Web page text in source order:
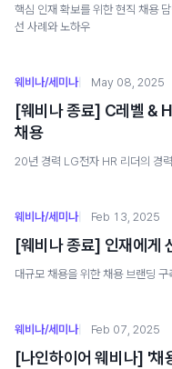
핵심 인재 확보를 위한 현직 채용
선 사례와 노하우
웨비나/세미나 May 08, 2025
[웨비나 종료] C레벨 & HR 리더를 위한 경력직 · 중량급 인재
채용
20년 경력 LG전자 HR 리더의 경
웨비나/세미나 Feb 13, 2025
대규모 채용을 위한 채용 브랜딩
웨비나/세미나 Feb 07, 2025
[나인하이어 웨비나] '채용의 판도를 바꾸는 게임 체인저' 리